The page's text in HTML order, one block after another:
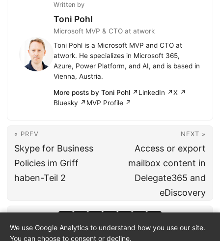
Written by
Toni Pohl
Microsoft MVP & CTO at atwork
Toni Pohl is a Microsoft MVP and CTO at
atwork. He specializes in Microsoft 365,
Azure, Power Platform, and AI, and is based in
Vienna, Austria.
More posts by Toni Pohl ↗LinkedIn ↗X ↗
Bluesky ↗ MVP Profile ↗
« PREV
Skype for Business
Policies im Griff
haben-Teil 2
NEXT »
Access or export
mailbox content in
Delegate365 and
eDiscovery
We use Google Analytics to understand how you use our site.
You can choose to consent or decline.